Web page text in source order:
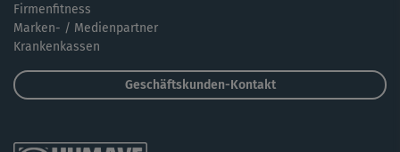
Firmenfitness
Marken- / Medienpartner
Krankenkassen
Geschäftskunden-Kontakt